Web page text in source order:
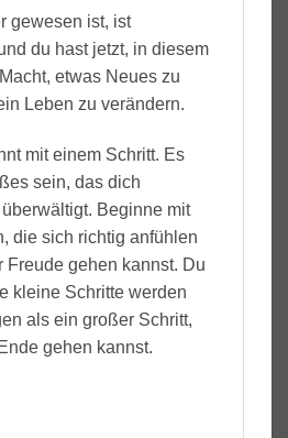
gewesen ist, ist
du hast jetzt, in diesem
etwas Neues zu
Leben zu verändern.
mit einem Schritt. Es
sein, das dich
Beginne mit
die sich richtig anfühlen
Freude gehen kannst. Du
kleine Schritte werden
als ein großer Schritt,
gehen kannst.